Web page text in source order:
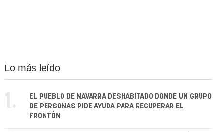
Lo más leído
1.
EL PUEBLO DE NAVARRA DESHABITADO DONDE UN GRUPO
DE PERSONAS PIDE AYUDA PARA RECUPERAR EL
FRONTÓN